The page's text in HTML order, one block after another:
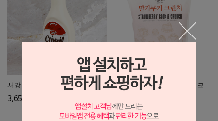
서강 크리밀 연유 500g
3,650
딸기크런치 1kg/크런키/쿠키크
12,500원